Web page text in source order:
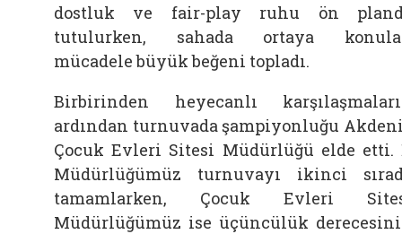
dostluk ve fair-play ruhu ön
tutulurken, sahada ortaya
mücadele büyük beğeni topladı.
Birbirinden heyecanlı
ardından turnuvada şampiyonluğu
Çocuk Evleri Sitesi Müdürlüğü elde etti.
Müdürlüğümüz turnuvayı ikinci
tamamlarken, Çocuk Evleri
Müdürlüğümüz ise üçüncülük